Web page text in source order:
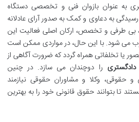
به عنوان بازوان فنی و تخصصی دستگاه
به دعاوی و کمک به صدور آرای عادلانه
بی طرفی و تخصص، ارکان اصلی فعالیت این
شود. با این حال، در مواردی ممکن است
یا تخلفاتی همراه گردد که ضرورت آگاهی از
را دوچندان می سازد. در چنین
حقوقی، وکلا و مشاوران حقوقی نیازمند
تا بتوانند حقوق قانونی خود را به بهترین